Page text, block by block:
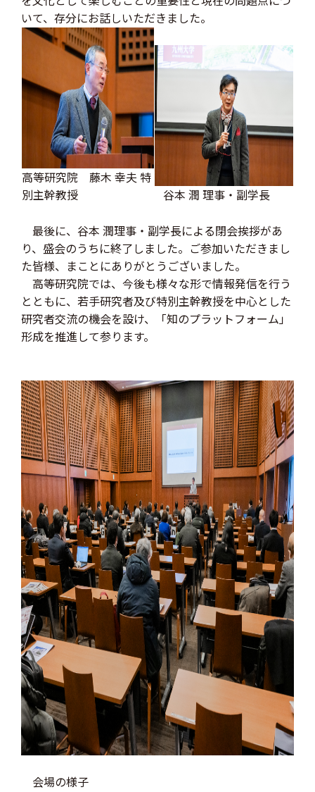
いて、存分にお話しいただきました。
高等研究院 藤木 幸夫 特
別主幹教授
谷本 潤 理事・副学長
最後に、谷本 潤理事・副学長による閉会挨拶があ
り、盛会のうちに終了しました。ご参加いただきまし
た皆様、まことにありがとうございました。
高等研究院では、今後も様々な形で情報発信を行う
とともに、若手研究者及び特別主幹教授を中心とした
研究者交流の機会を設け、「知のプラットフォーム」
形成を推進して参ります。
会場の様子